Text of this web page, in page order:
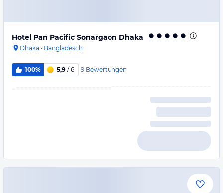
Hotel Pan Pacific Sonargaon Dhaka
Dhaka · Bangladesch
100% 5,9 / 6 9 Bewertungen